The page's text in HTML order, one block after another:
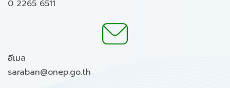
0 2265 6511
อีเมล
saraban@onep.go.th